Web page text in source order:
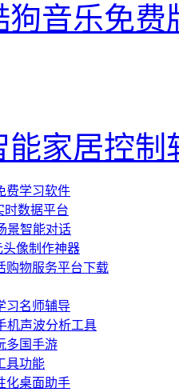
狗音乐免费
能家居控制
费学习软件
时数据平台
景智能对话
头像制作神器
购物服务平台下载
习名师辅导
机声波分析工具
多国手游
具功能
化桌面助手